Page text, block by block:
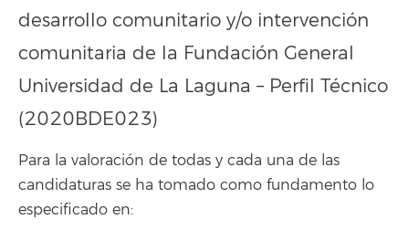
desarrollo comunitario y/o intervención
comunitaria de la Fundación General
Universidad de La Laguna – Perfil Técnico
(2020BDE023)
Para la valoración de todas y cada una de las
candidaturas se ha tomado como fundamento lo
especificado en: